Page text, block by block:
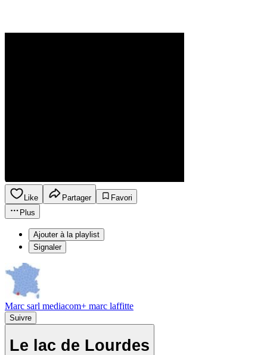
Like Partager
Favori
Plus
Ajouter à la playlist
Signaler
Marc sarl mediacom+ marc laffitte
Suivre
Le lac de Lourdes